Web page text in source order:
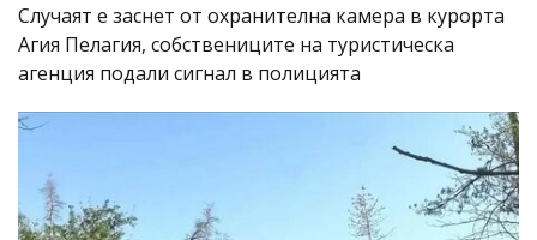
Случаят е заснет от охранителна камера в курорта
Агия Пелагия, собствениците на туристическа
агенция подали сигнал в полицията